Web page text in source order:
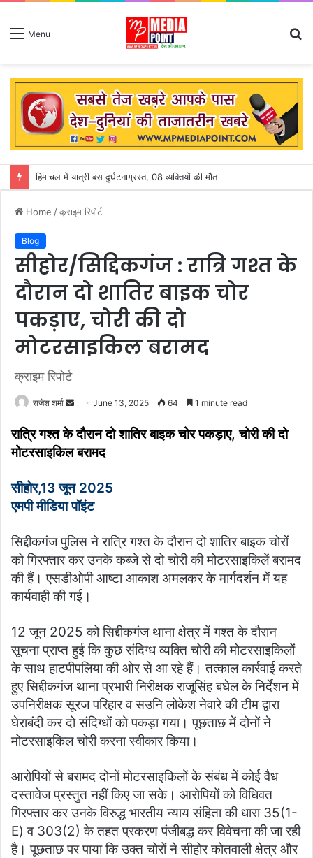
Menu
Home /क्राइम रिपोर्ट
Blog
सीहोर/सिद्दिकगंज : रात्रि गश्त के
दौरान दो शातिर बाइक चोर
पकड़ाए, चोरी की दो
मोटरसाइकिल बरामद
क्राइम रिपोर्ट
राजेश शर्मा
n
d
n
e
a
June 13, 2025 64 1 minute read
रात्रि गश्त के दौरान दो शातिर बाइक चोर पकड़ाए, चोरी की दो
मोटरसाइकिल बरामद
सीहोर,13 जून 2025
एमपी मीडिया पॉइंट
सिद्दीकगंज पुलिस ने रात्रि गश्त के दौरान दो शातिर बाइक चोरों
को गिरफ्तार कर उनके कब्जे से दो चोरी की मोटरसाइकिलें बरामद
की हैं। एसडीओपी आष्टा आकाश अमलकर के मार्गदर्शन में यह
कार्यवाही की गई।
12 जून 2025 को सिद्दीकगंज थाना क्षेत्र में गश्त के दौरान
सूचना प्राप्त हुई कि कुछ संदिग्ध व्यक्ति चोरी की मोटरसाइकिलों
के साथ हाटपीपलिया की ओर से आ रहे हैं। तत्काल कार्रवाई करते
हुए सिद्दीकगंज थाना प्रभारी निरीक्षक राजूसिंह बघेल के निर्देशन में
उपनिरीक्षक सूरज परिहार व सउनि लोकेश नेवारे की टीम द्वारा
घेराबंदी कर दो संदिग्धों को पकड़ा गया। पूछताछ में दोनों ने
मोटरसाइकिल चोरी करना स्वीकार किया।
आरोपियों से बरामद दोनों मोटरसाइकिलों के संबंध में कोई वैध
दस्तावेज प्रस्तुत नहीं किए जा सके। आरोपियों को विधिवत
गिरफ्तार कर उनके विरुद्ध भारतीय न्याय संहिता की धारा 35(1-
E) व 303(2) के तहत प्रकरण पंजीबद्ध कर विवेचना की जा रही
है। पूछताछ पर पाया कि उक्त चोरों ने सीहोर कोतवाली क्षेत्र और